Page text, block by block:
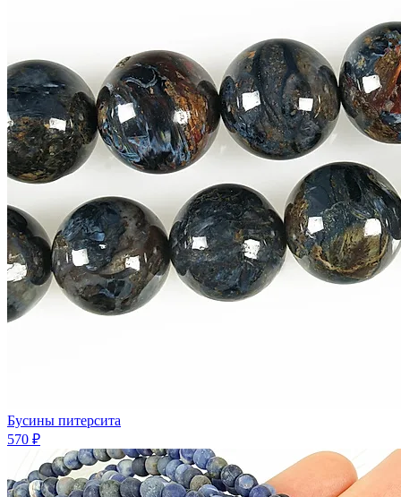
Бусины питерсита
570 ₽